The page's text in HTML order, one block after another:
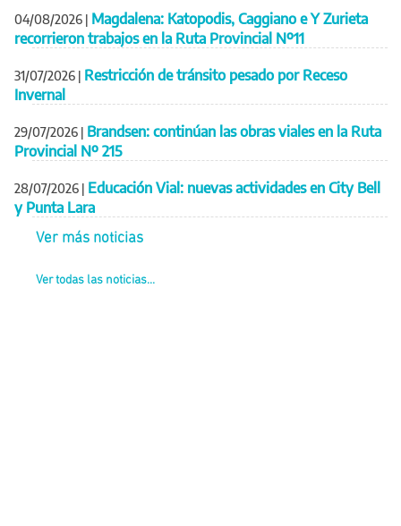
04/08/2026 | Magdalena: Katopodis, Caggiano e Y Zurieta
recorrieron trabajos en la Ruta Provincial Nº11
31/07/2026 | Restricción de tránsito pesado por Receso
Invernal
29/07/2026 | Brandsen: continúan las obras viales en la Ruta
Provincial Nº 215
28/07/2026 | Educación Vial: nuevas actividades en City Bell
y Punta Lara
Ver más noticias
Ver todas las noticias...